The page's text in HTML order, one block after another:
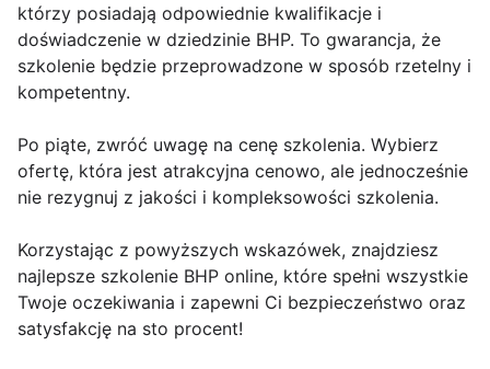
którzy posiadają odpowiednie kwalifikacje i
doświadczenie w dziedzinie BHP. To gwarancja, że
szkolenie będzie przeprowadzone w sposób rzetelny i
kompetentny.
Po piąte, zwróć uwagę na cenę szkolenia. Wybierz
ofertę, która jest atrakcyjna cenowo, ale jednocześnie
nie rezygnuj z jakości i kompleksowości szkolenia.
Korzystając z powyższych wskazówek, znajdziesz
najlepsze szkolenie BHP online, które spełni wszystkie
Twoje oczekiwania i zapewni Ci bezpieczeństwo oraz
satysfakcję na sto procent!